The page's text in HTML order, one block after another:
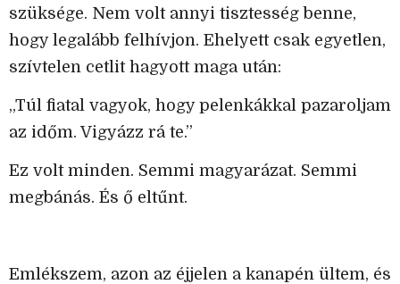
szüksége. Nem volt annyi tisztesség benne,
hogy legalább felhívjon. Ehelyett csak egyetlen,
szívtelen cetlit hagyott maga után:
„Túl fiatal vagyok, hogy pelenkákkal pazaroljam
az időm. Vigyázz rá te.”
Ez volt minden. Semmi magyarázat. Semmi
megbánás. És ő eltűnt.
Emlékszem, azon az éjjelen a kanapén ültem, és